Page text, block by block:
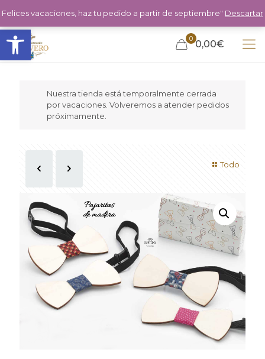
Abrir barra de herramientas 0 0,00€
Nuestra tienda está temporalmente cerrada
por vacaciones. Volveremos a atender pedidos
próximamente.
Todo
Felices vacaciones, haz tu pedido a partir de septiembre" Descartar